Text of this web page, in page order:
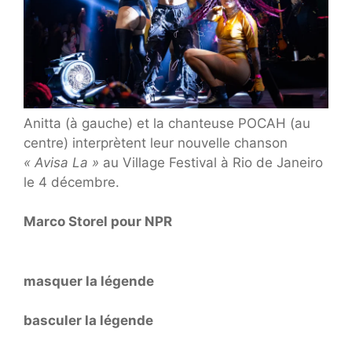
Anitta (à gauche) et la chanteuse POCAH (au
centre) interprètent leur nouvelle chanson
« Avisa La » au Village Festival à Rio de Janeiro
le 4 décembre.
Marco Storel pour NPR
masquer la légende
basculer la légende